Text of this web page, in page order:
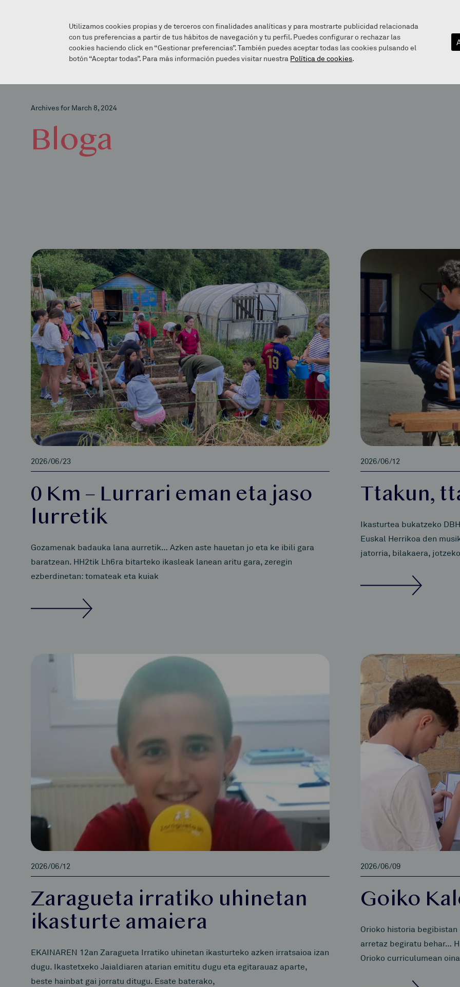
EZAGUTU GAITZAZU INFOGUNEA BALEAREN
Archives for March 8, 2024
Bloga
2026/06/23
0 Km – Lurrari eman eta jaso
lurretik
Gozamenak badauka lana aurretik… Azken aste hauetan jo eta ke ibili gara
baratzean. HH2tik Lh6ra bitarteko ikasleak lanean aritu gara, zeregin
ezberdinetan: tomateak eta kuiak
2026/06/12
Ttakun,
Ikasturtea bukatzeko
Euskal Herrikoa den
jatorria, bilakaera,
2026/06/12
Zaragueta irratiko uhinetan
ikasturte amaiera
EKAINAREN 12an Zaragueta Irratiko uhinetan ikasturteko azken irratsaioa izan
dugu. Ikastetxeko Jaialdiaren atarian emititu dugu eta egitarauaz aparte,
beste hainbat gai jorratu ditugu. Esate baterako,
2026/06/09
Goiko
Orioko historia
arretaz begiratu behar…
Orioko curriculumean
Utilizamos cookies propias y de terceros con finalidades analíticas y para mostrarte publicidad relacionada
con tus preferencias a partir de tus hábitos de navegación y tu perfil. Puedes configurar o rechazar las
cookies haciendo click en “Gestionar preferencias”. También puedes aceptar todas las cookies pulsando el
botón “Aceptar todas”. Para más información puedes visitar nuestra Política de cookies.